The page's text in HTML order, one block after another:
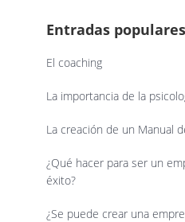
Entradas populares
El coaching
La importancia de la
La creación de un Manual
¿Qué hacer para ser un
éxito?
¿Se puede crear una